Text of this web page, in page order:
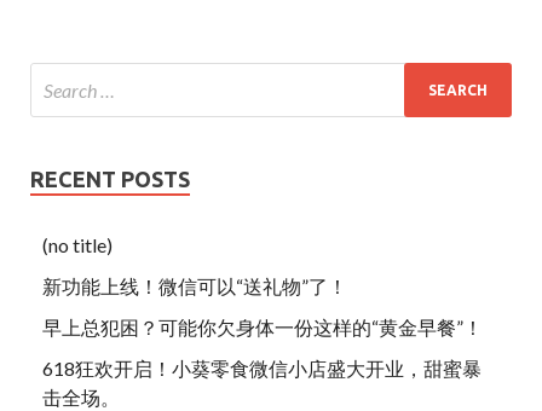
RECENT POSTS
(no title)
新功能上线！微信可以“送礼物”了！
早上总犯困？可能你欠身体一份这样的“黄金早餐”！
618狂欢开启！小葵零食微信小店盛大开业，甜蜜暴
击全场。